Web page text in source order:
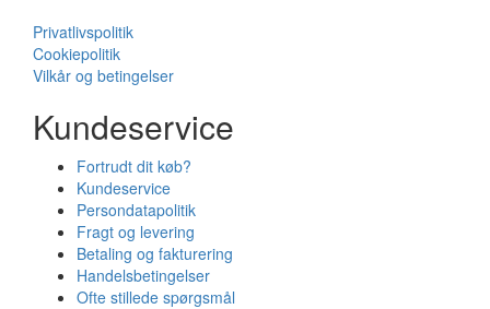
Privatlivspolitik
Cookiepolitik
Vilkår og betingelser
Kundeservice
Fortrudt dit køb?
Kundeservice
Persondatapolitik
Fragt og levering
Betaling og fakturering
Handelsbetingelser
Ofte stillede spørgsmål